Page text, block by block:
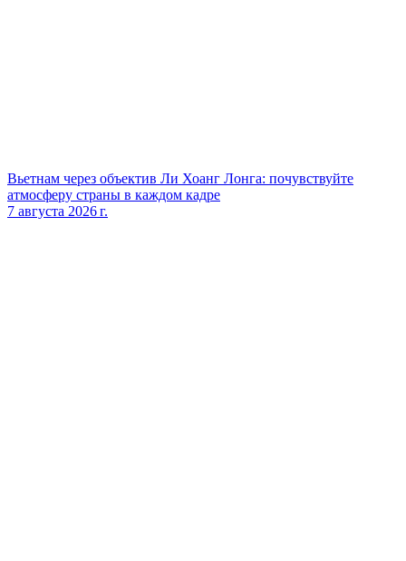
Вьетнам через объектив Ли Хоанг Лонга: почувствуйте
атмосферу страны в каждом кадре
7 августа 2026 г.